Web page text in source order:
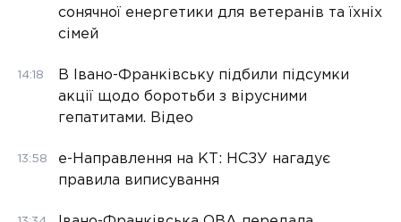
сонячної енергетики для ветеранів та їхніх
сімей
14:18
В Івано-Франківську підбили підсумки
акції щодо боротьби з вірусними
гепатитами. Відео
13:58
е-Направлення на КТ: НСЗУ нагадує
правила виписування